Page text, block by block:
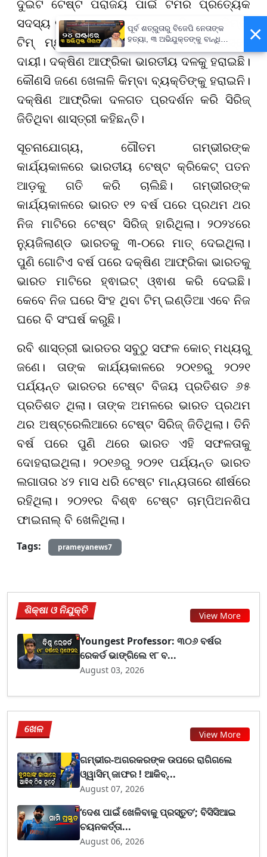
ଦୁଇଟି ଟେଷ୍ଟ ପରାଜୟ ପାଇଁ ଟିମର ପ୍ରତ୍ୟେକ
ସଦସ୍ୟ ଦାୟୀ। ସେ ଖେଳାଳି ହୁଅନ୍ତୁ କି କୋଚ୍ କିମ୍ବା
ଟିମ୍ ମ୍ୟାନେଜମେଣ୍ଟ ପରାଜୟ ପାଇଁ ସମସ୍ତେ
ଦାୟୀ। ଦକ୍ଷିଣ ଆଫ୍ରିକା ଭାରତୀୟ ଦଳକୁ ହରାଇଛି।
କୌଣସି ଜଣେ ଖେଳାଳି କିମ୍ବା ବ୍ୟକ୍ତିଙ୍କୁ ହରାଇନି।
ଦକ୍ଷିଣ ଆଫ୍ରିକା ଦଳଗତ ପ୍ରଦର୍ଶନ କରି ସିରିଜ୍
ଜିତିଥିବା ଶାସ୍ତ୍ରୀ କହିଛନ୍ତି।
ସୂଚନାଯୋଗ୍ୟ, ଗୌତମ ଗମ୍ଭୀରଙ୍କ
କାର୍ଯ୍ୟକାଳରେ ଭାରତୀୟ ଟେଷ୍ଟ କ୍ରିକେଟ୍ ପତନ
ଆଡ଼କୁ ଗତି କରି ଚାଲିଛି। ଗମ୍ଭୀରଙ୍କ
କାର୍ଯ୍ୟକାଳରେ ଭାରତ ୧୨ ବର୍ଷ ପରେ ପ୍ରଥମ ଥର
ନିଜ ମାଟିରେ ଟେଷ୍ଟ ସିରିଜ୍ ହାରିଥିଲା। ୨୦୨୪ରେ
ନ୍ୟୁଜିଲାଣ୍ଡ ଭାରତକୁ ୩-୦ରେ ମାତ୍ ଦେଇଥିଲା।
ପୁଣି ଗୋଟିଏ ବର୍ଷ ପରେ ଦକ୍ଷିଣ ଆଫ୍ରିକା ଭାରତକୁ
ଭାରତ ମାଟିରେ ହ୍ଵାଇଟ୍ ଓ୍ଵାଶ କରି ଦେଇଛି।
କେବେ ନିଜ ଘରେ ସିଂହ ଥିବା ଟିମ୍ ଇଣ୍ଡିଆ ଏବେ ନିଜ
ଘରେ ବି ସଂଘର୍ଷ କରୁଛି।
ରବି ଶାସ୍ତ୍ରୀ ଭାରତର ସବୁଠୁ ସଫଳ କୋଚ୍ ମଧ୍ୟରୁ
ଜଣେ। ତାଙ୍କ କାର୍ଯ୍ୟକାଳରେ ୨୦୧୭ରୁ ୨୦୨୧
ପର୍ଯ୍ୟନ୍ତ ଭାରତର ଟେଷ୍ଟ ବିଜୟ ପ୍ରତିଶତ ୬୫
ପ୍ରତିଶତ ଥିଲା। ତାଙ୍କ ଅମଳରେ ଭାରତ ପ୍ରଥମ
ଥର ଅଷ୍ଟ୍ରେଲିଆରେ ଟେଷ୍ଟ ସିରିଜ୍ ଜିତିଥିଲା। ତିନି
ବର୍ଷ ପରେ ପୁଣି ଥରେ ଭାରତ ଏହି ସଫଳତାକୁ
ଦୋହରାଇଥିଲା। ୨୦୧୬ରୁ ୨୦୨୧ ପର୍ଯ୍ୟନ୍ତ ଭାରତ
ଲଗାତାର ୪୨ ମାସ ଧରି ଟେଷ୍ଟ ମାନ୍ୟତାରେ ଶୀର୍ଷରେ
ରହିଥିଲା। ୨୦୨୧ର ବିଶ୍ଵ ଟେଷ୍ଟ ଚାମ୍ପିଅନଶିପ
ଫାଇନାଲ୍ ବି ଖେଳିଥିଲା।
Tags:
prameyanews7
ଶିକ୍ଷା ଓ ନିଯୁକ୍ତି View More
Youngest Professor: ୩୦୬ ବର୍ଷର
ରେକର୍ଡ ଭାଙ୍ଗିଲେ ୧୮ ବ...
August 03, 2026
ଖେଳ View More
ଗମ୍ଭୀର-ଅଗରକରଙ୍କ ଉପରେ ରାଗିଗଲେ
ଓ୍ୱାସିମ୍ ଜାଫର ! ଆକିବ୍...
August 07, 2026
‘ଦେଶ ପାଇଁ ଖେଳିବାକୁ ପ୍ରସ୍ତୁତ’; ବିସିସିଆଇ
ଚୟନକର୍ତ୍ତା...
August 06, 2026
×
ପୂର୍ବ ଶତ୍ରୁତାରୁ ବିଜେପି ନେତାଙ୍କ
ହତ୍ୟା, ୩ ଅଭିଯୁକ୍ତଙ୍କୁ ବାନ୍ଧିଲା